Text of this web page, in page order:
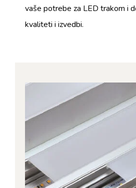
vaše potrebe za LED trakom i
kvaliteti i izvedbi.